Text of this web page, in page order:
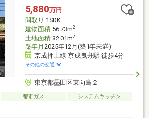
ルコニーで陽当り良好。周辺の生活利便施設
錦糸町店 ０１２０－９８７－４１９＞まで
い。
5,880万円
間取り 1SDK
建物面積56.73m2
土地面積32.01m2
築年月 2025年12月(築1年未満)
京成押上線 京成曳舟駅 徒歩4分
その他の交通
東京都墨田区東向島２
都市ガス
システムキッチン